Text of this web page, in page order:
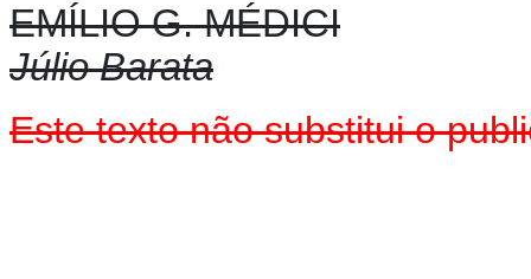
EMÍLIO G. MÉDICI
Júlio Barata
Este texto não substitui o